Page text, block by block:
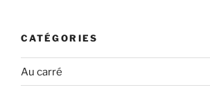
CATÉGORIES
Au carré